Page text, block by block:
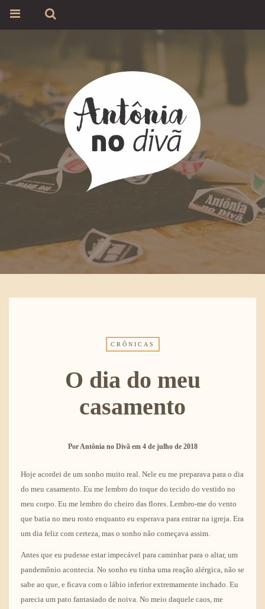
CRÔNICAS
O dia do meu
casamento
PorAntônia no Divã em 4 de julho de 2018
Hoje acordei de um sonho muito real. Nele eu me preparava para o dia
do meu casamento. Eu me lembro do toque do tecido do vestido no
meu corpo. Eu me lembro do cheiro das flores. Lembro-me do vento
que batia no meu rosto enquanto eu esperava para entrar na igreja. Era
um dia feliz com certeza, mas o sonho não começava assim.
Antes que eu pudesse estar impecável para caminhar para o altar, um
pandemônio acontecia. No sonho eu tinha uma reação alérgica, não se
sabe ao que, e ficava com o lábio inferior extremamente inchado. Eu
parecia um pato fantasiado de noiva. No meio daquele caos, me